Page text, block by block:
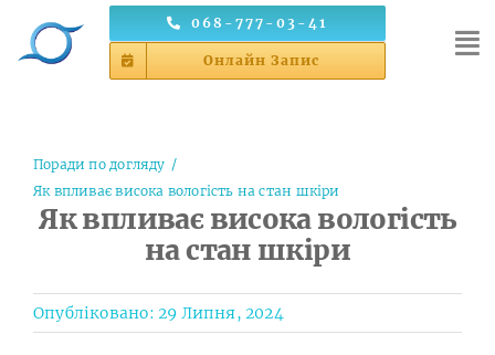
068-777-03-41
Онлайн Запис
Поради по догляду
Як впливає висока вологість на стан шкіри
Як впливає висока вологість
на стан шкіри
Опубліковано: 29 Липня, 2024